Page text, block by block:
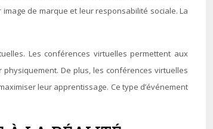
de marque et leur responsabilité sociale. La
Les conférences virtuelles permettent aux
De plus, les conférences virtuelles
leur apprentissage. Ce type d’événement